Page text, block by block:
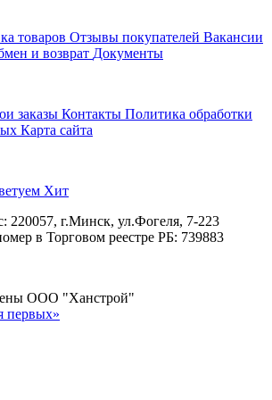
товаров Отзывы покупателей Вакансии
и возврат Документы
заказы Контакты Политика обработки
Карта сайта
Хит
220057, г.Минск, ул.Фогеля, 7-223
в Торговом реестре РБ: 739883
ООО "Ханстрой"
первых»